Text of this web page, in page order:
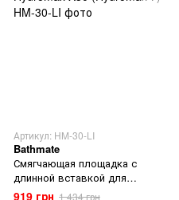
Артикул: HM-30-LI
Bathmate
Смягчающая площадка с
длинной вставкой для
Hydromax X30 (Hydromax 7)
919 грн 1 434 грн